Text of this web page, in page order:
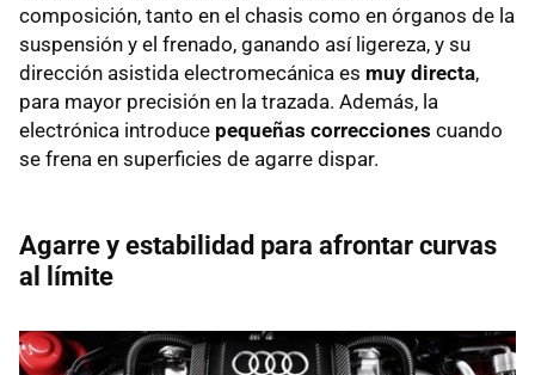
composición, tanto en el chasis como en órganos de la
suspensión y el frenado, ganando así ligereza, y su
dirección asistida electromecánica es muy directa,
para mayor precisión en la trazada. Además, la
electrónica introduce pequeñas correcciones cuando
se frena en superficies de agarre dispar.
Agarre y estabilidad para afrontar curvas
al límite